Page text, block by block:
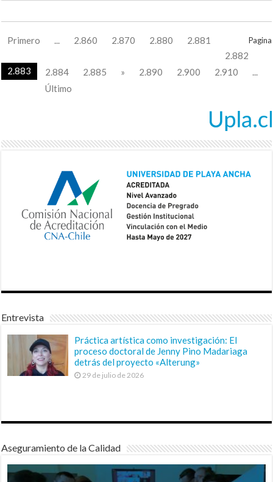
Pagina
Primero ... 2.860 2.870 2.880
2.881
2.882
2.883
2.884 2.885 » 2.890 2.900 2.910
...
Último
Entrevista
Práctica artística como investigación: El
proceso doctoral de Jenny Pino Madariaga
detrás del proyecto «Alterung»
29 de julio de 2026
Aseguramiento de la Calidad